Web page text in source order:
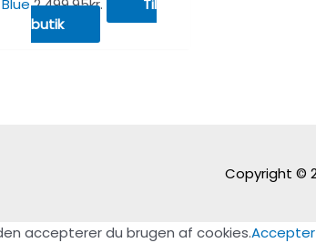
2,499.95kr.
Til
butik
Copyright ©
accepterer du brugen af cookies.Accepter